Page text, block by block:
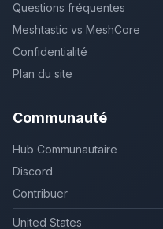
Questions fréquentes
Meshtastic vs MeshCore
Confidentialité
Plan du site
Communauté
Hub Communautaire
Discord
Contribuer
United States